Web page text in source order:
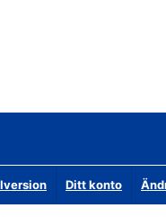
Ditt konto